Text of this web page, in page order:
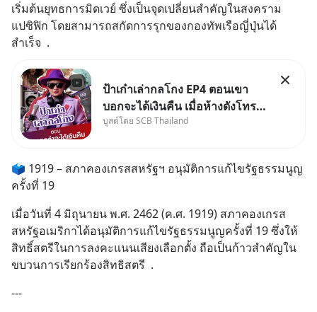
เริ่มต้นยุทธการมิดเวย์ ซึ่งเป็นจุดเปลี่ยนสำคัญในสงคราม
แปซิฟิก โดยสามารถสกัดการรุกของกองทัพเรือญี่ปุ่นได้
สำเร็จ  .
ป้าเก๋าเล่ากลโกง EP4 ตอนเขา
บอกจะได้เงินคืน เมื่อห้างดังโทร
หาคุณวิยะดา แจ้งเรื่องเคลมสินค้า
คำตอบได้ที่ “ป้าเก๋าเล่ากลโกง”
บูสต์โดย SCB Thailand
🗳️ 1919 – สภาคองเกรสสหรัฐฯ อนุมัติการแก้ไขรัฐธรรมนูญ
ครั้งที่ 19
เมื่อวันที่ 4 มิถุนายน พ.ศ. 2462 (ค.ศ. 1919) สภาคองเกรส
สหรัฐอเมริกาได้อนุมัติการแก้ไขรัฐธรรมนูญครั้งที่ 19 ซึ่งให้
สิทธิ์สตรีในการลงคะแนนเสียงเลือกตั้ง ถือเป็นก้าวสำคัญใน
ขบวนการเรียกร้องสิทธิสตรี  .
---